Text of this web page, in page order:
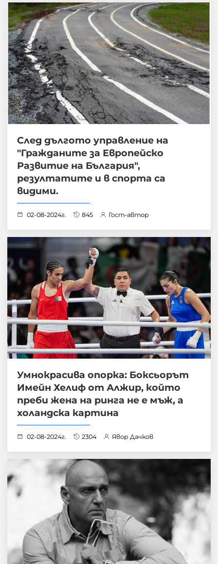
След дългото управление на
"Гражданите за Европейско
Развитие на България",
резултатите и в спорта са
видими.
02-08-2024г. 845 Гост-автор
Умнокрасива опорка: Боксьорът
Имейн Хелиф от Алжир, който
преби жена на ринга не е мъж, а
холандска картина
02-08-2024г. 2304 Явор Дачков